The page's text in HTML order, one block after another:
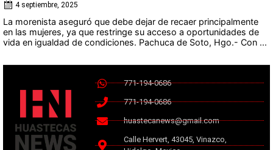
4 septiembre, 2025
La morenista aseguró que debe dejar de recaer principalmente
en las mujeres, ya que restringe su acceso a oportunidades de
vida en igualdad de condiciones. Pachuca de Soto, Hgo.- Con ...
771-194-0686
771-194-0686
huastecanews@gmail.com
Calle Hervert, 43045, Vinazco,